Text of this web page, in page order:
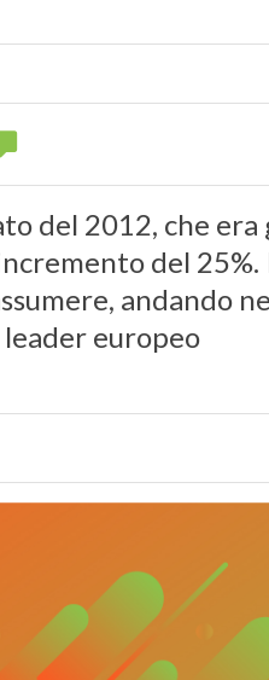
del 2012, che era
del
andando
europeo